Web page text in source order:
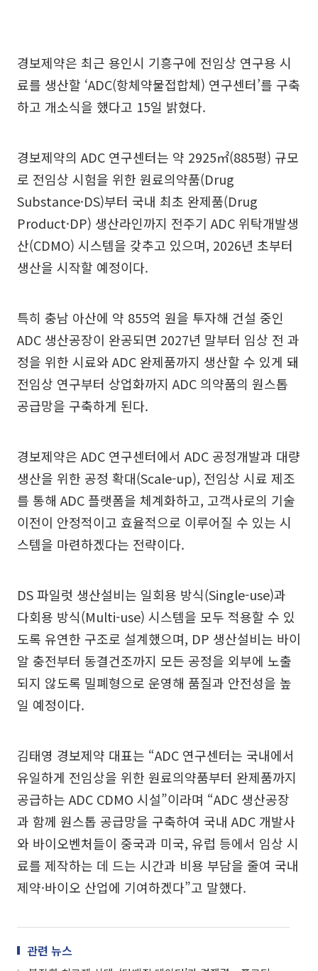
경보제약은 최근 용인시 기흥구에 전임상 연구용 시
료를 생산할 ‘ADC(항체약물접합체) 연구센터’를 구축
하고 개소식을 했다고 15일 밝혔다.
경보제약의 ADC 연구센터는 약 2925㎡(885평) 규모
로 전임상 시험을 위한 원료의약품(Drug
Substance·DS)부터 국내 최초 완제품(Drug
Product·DP) 생산라인까지 전주기 ADC 위탁개발생
산(CDMO) 시스템을 갖추고 있으며, 2026년 초부터
생산을 시작할 예정이다.
특히 충남 아산에 약 855억 원을 투자해 건설 중인
ADC 생산공장이 완공되면 2027년 말부터 임상 전 과
정을 위한 시료와 ADC 완제품까지 생산할 수 있게 돼
전임상 연구부터 상업화까지 ADC 의약품의 원스톱
공급망을 구축하게 된다.
경보제약은 ADC 연구센터에서 ADC 공정개발과 대량
생산을 위한 공정 확대(Scale-up), 전임상 시료 제조
를 통해 ADC 플랫폼을 체계화하고, 고객사로의 기술
이전이 안정적이고 효율적으로 이루어질 수 있는 시
스템을 마련하겠다는 전략이다.
DS 파일럿 생산설비는 일회용 방식(Single-use)과
다회용 방식(Multi-use) 시스템을 모두 적용할 수 있
도록 유연한 구조로 설계했으며, DP 생산설비는 바이
알 충전부터 동결건조까지 모든 공정을 외부에 노출
되지 않도록 밀폐형으로 운영해 품질과 안전성을 높
일 예정이다.
김태영 경보제약 대표는 “ADC 연구센터는 국내에서
유일하게 전임상을 위한 원료의약품부터 완제품까지
공급하는 ADC CDMO 시설”이라며 “ADC 생산공장
과 함께 원스톱 공급망을 구축하여 국내 ADC 개발사
와 바이오벤처들이 중국과 미국, 유럽 등에서 임상 시
료를 제작하는 데 드는 시간과 비용 부담을 줄여 국내
제약·바이오 산업에 기여하겠다”고 말했다.
관련 뉴스